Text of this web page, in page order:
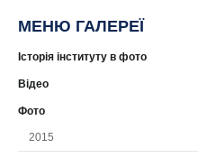
МЕНЮ ГАЛЕРЕЇ
Історія інституту в фото
Відео
Фото
2015